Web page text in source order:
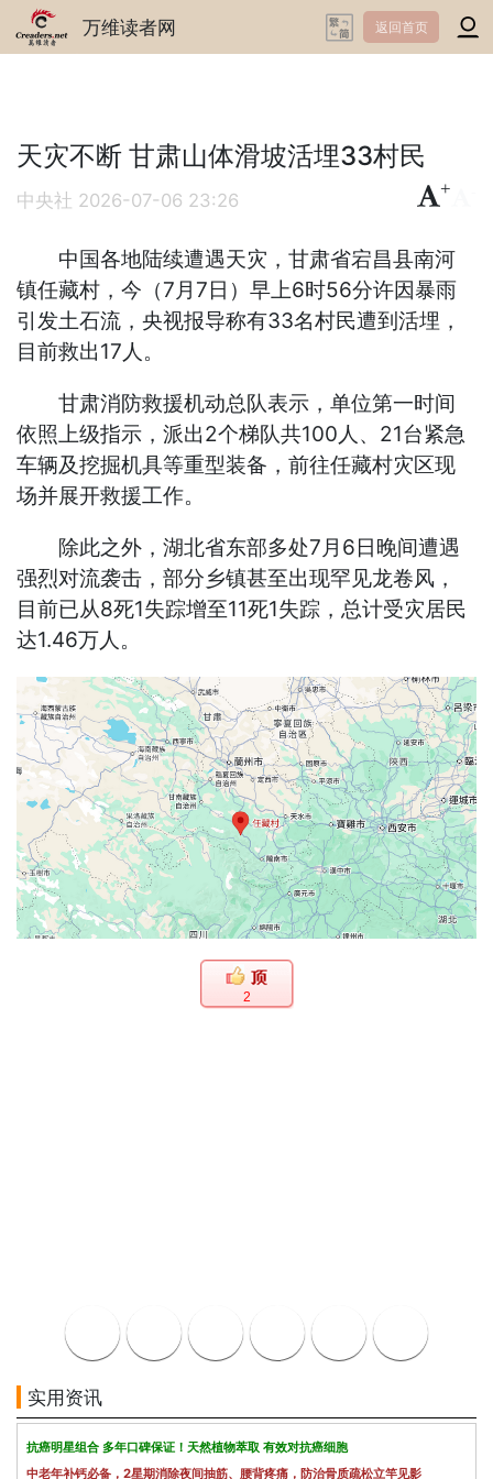
万维读者网 返回首页
天灾不断 甘肃山体滑坡活埋33村民
中央社 2026-07-06 23:26
+
中国各地陆续遭遇天灾，甘肃省宕昌县南河
镇任藏村，今（7月7日）早上6时56分许因暴雨
引发土石流，央视报导称有33名村民遭到活埋，
目前救出17人。
甘肃消防救援机动总队表示，单位第一时间
依照上级指示，派出2个梯队共100人、21台紧急
车辆及挖掘机具等重型装备，前往任藏村灾区现
场并展开救援工作。
除此之外，湖北省东部多处7月6日晚间遭遇
强烈对流袭击，部分乡镇甚至出现罕见龙卷风，
目前已从8死1失踪增至11死1失踪，总计受灾居民
达1.46万人。
2
实用资讯
抗癌明星组合 多年口碑保证！天然植物萃取 有效对抗癌细胞
中老年补钙必备，2星期消除夜间抽筋、腰背疼痛，防治骨质疏松立竿见影